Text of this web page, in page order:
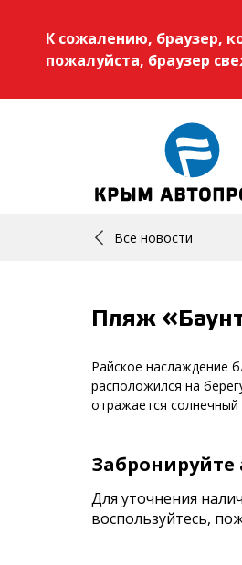
К сожалению, браузер,
пожалуйста, браузер
Все новости
Пляж
Райское наслаждение
расположился на
отражается
Для уточнения
воспользуйтесь,